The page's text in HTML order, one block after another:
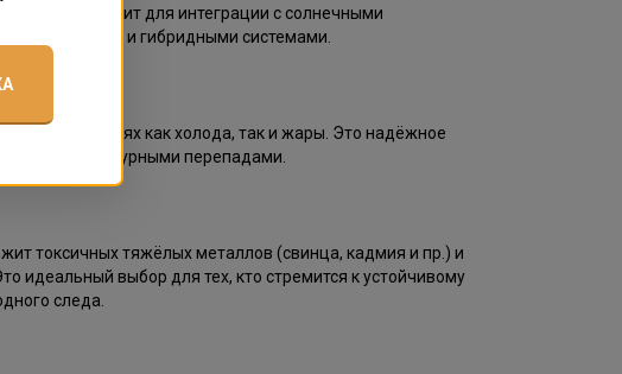
подходит для интеграции с солнечными
установками и гибридными системами.
в условиях как холода, так и жары. Это надёжное
температурными перепадами.
токсичных тяжёлых металлов (свинца, кадмия и пр.) и
идеальный выбор для тех, кто стремится к устойчивому
следа.